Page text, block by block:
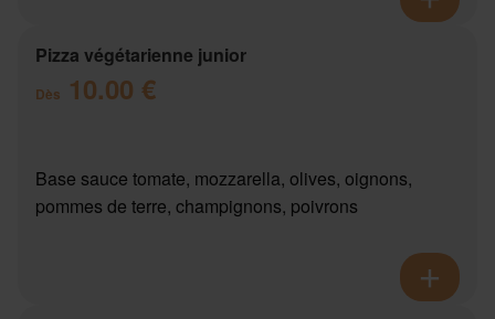
Pizza végétarienne junior
Dès 10.00 €
Base sauce tomate, mozzarella, olives, oignons,
pommes de terre, champignons, poivrons